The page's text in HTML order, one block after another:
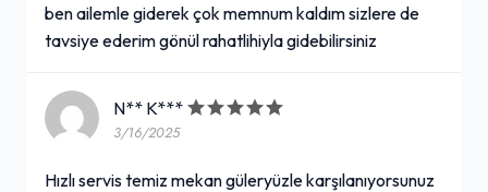
ben ailemle giderek çok memnum kaldım sizlere de
tavsiye ederim gönül rahatlihiyla gidebilirsiniz
N** K***
3/16/2025
Hızlı servis temiz mekan güleryüzle karşılanıyorsunuz